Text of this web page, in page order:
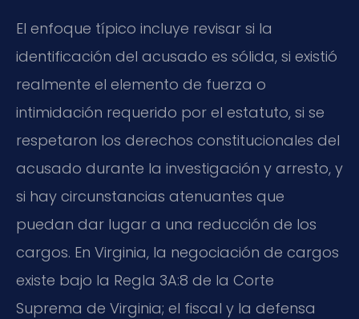
El enfoque típico incluye revisar si la
identificación del acusado es sólida, si existió
realmente el elemento de fuerza o
intimidación requerido por el estatuto, si se
respetaron los derechos constitucionales del
acusado durante la investigación y arresto, y
si hay circunstancias atenuantes que
puedan dar lugar a una reducción de los
cargos. En Virginia, la negociación de cargos
existe bajo la Regla 3A:8 de la Corte
Suprema de Virginia; el fiscal y la defensa